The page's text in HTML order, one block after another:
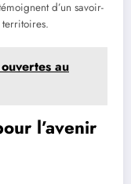
d’un savoir-
au
l’avenir